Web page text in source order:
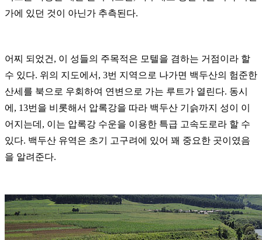
가에 있던 것이 아닌가 추측된다.
어찌 되었건, 이 성들의 주목적은 모텔을 겸하는 거점이라 할
수 있다. 위의 지도에서, 3번 지역으로 나가면 백두산의 험준한
산세를 북으로 우회하여 연변으로 가는 루트가 열린다. 동시
에, 13번을 비롯해서 압록강을 따라 백두산 기슭까지 성이 이
어지는데, 이는 압록강 수운을 이용한 특급 고속도로라 할 수
있다. 백두산 유역은 초기 고구려에 있어 꽤 중요한 곳이였음
을 알려준다.